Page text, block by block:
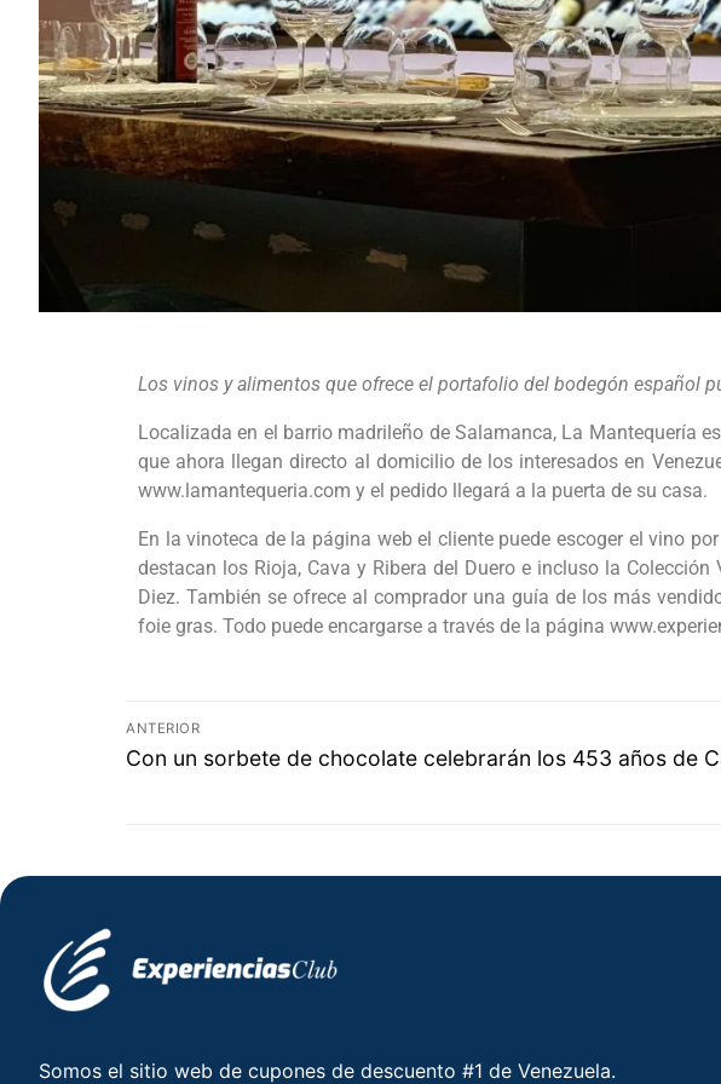
Los vinos y alimentos que ofrece el portafolio del bodegón español
Localizada en el barrio madrileño de Salamanca, La Mantequería
que ahora llegan directo al domicilio de los interesados en
www.lamantequeria.com y el pedido llegará a la puerta de su casa.
En la vinoteca de la página web el cliente puede escoger el vino
destacan los Rioja, Cava y Ribera del Duero e incluso la
Diez. También se ofrece al comprador una guía de los más
foie gras. Todo puede encargarse a través de la página
ANTERIOR
Con un sorbete de chocolate celebrarán los 453 años de
Somos el sitio web de cupones de descuento #1 de Venezuela.